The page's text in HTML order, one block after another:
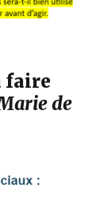
faire
de